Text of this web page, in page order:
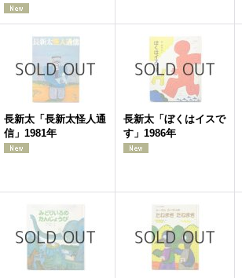
長新太「長新太怪人通
信」1981年
長新太「ぼくはイスで
す」1986年